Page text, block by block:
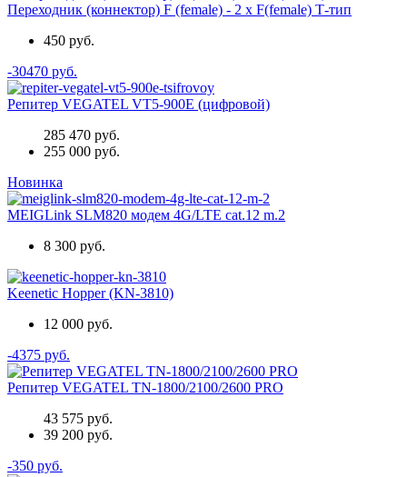
Переходник (коннектор) F (female) - 2 x F(female) Т-тип
450 руб.
-30470 руб.
Репитер VEGATEL VT5-900E (цифровой)
285 470 руб.
255 000 руб.
Новинка
MEIGLink SLM820 модем 4G/LTE cat.12 m.2
8 300 руб.
Keenetic Hopper (KN-3810)
12 000 руб.
-4375 руб.
Репитер VEGATEL TN-1800/2100/2600 PRO
43 575 руб.
39 200 руб.
-350 руб.